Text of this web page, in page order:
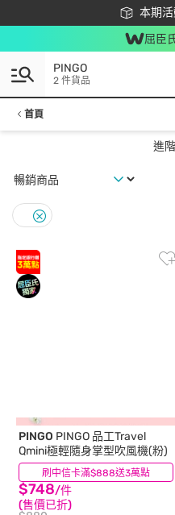
本期
下載
屈臣
PINGO
2 件貨品
首頁
進
刷中信卡滿$888送3萬點
PINGO PINGO 品工Travel
Qmini極輕隨身掌型吹風機(粉)
$748/件
(售價已折)
(4)